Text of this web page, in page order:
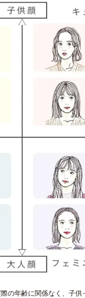
際の年齢に関係なく、子